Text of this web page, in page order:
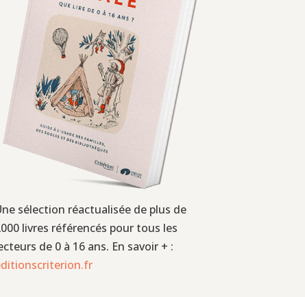
sélection réactualisée de plus de
livres référencés pour tous les
de 0 à 16 ans. En savoir + :